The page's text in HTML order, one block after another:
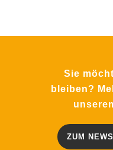
Sie
bleiben?
ZUM